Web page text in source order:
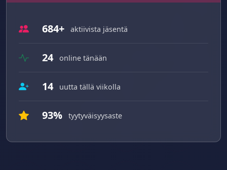
684+ aktiivista jäsentä
24 online tänään
14 uutta tällä viikolla
93% tyytyväisyysaste